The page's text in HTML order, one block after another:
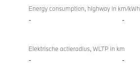
Energy consumption, highway in km/kWh
- -
Elektrische actieradius, WLTP in km
- -